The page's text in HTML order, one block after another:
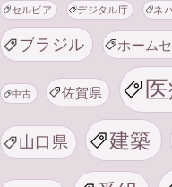
セルビア デジタル庁 ネ
ブラジル ホーム
中古 佐賀県
山口県 建築